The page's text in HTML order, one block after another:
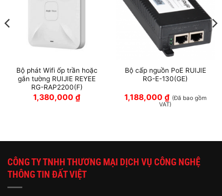
Bộ phát Wifi ốp trần hoặc
gắn tường RUIJIE REYEE
RG-RAP2200(F)
1,380,000 ₫
Bộ cấp nguồn PoE RUIJIE
RG-E-130(GE)
1,188,000 ₫ (Đã bao gồm
VAT)
CÔNG TY TNHH THƯƠNG MẠI DỊCH VỤ CÔNG NGHỆ
THÔNG TIN ĐẤT VIỆT